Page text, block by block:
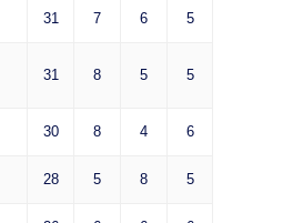
31 7 6 5
31 8 5 5
30 8 4 6
28 5 8 5